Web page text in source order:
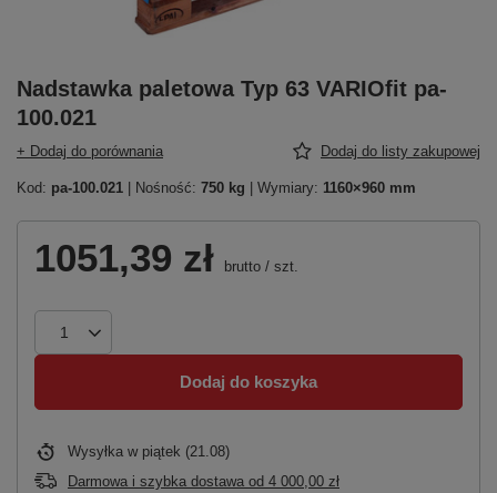
Nadstawka paletowa Typ 63 VARIOfit pa-
100.021
+ Dodaj do porównania Dodaj do listy zakupowej
Kod: pa-100.021 | Nośność: 750 kg | Wymiary: 1160×960 mm
1051,39 zł brutto / szt.
Dodaj do koszyka
Wysyłka w piątek (21.08)
Darmowa i szybka dostawa od 4 000,00 zł